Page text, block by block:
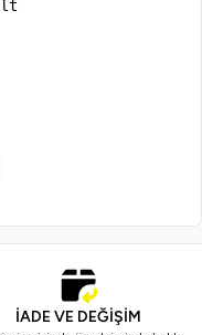
İADE VE DEĞİŞİM